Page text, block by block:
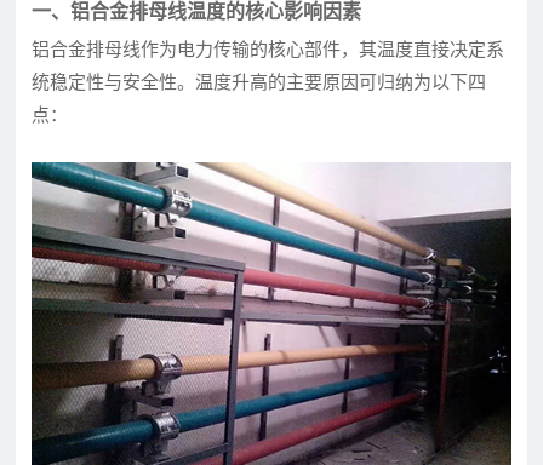
一、铝合金排母线温度的核心影响因素
铝合金排母线作为电力传输的核心部件，其温度直接决定系
统稳定性与安全性。温度升高的主要原因可归纳为以下四
点：